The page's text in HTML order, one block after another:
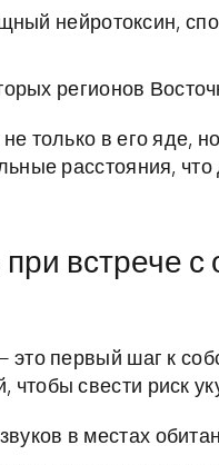
нейротоксин,
регионов
только в его яде,
расстояния, что
при встрече
первый шаг к
свести риск
в местах